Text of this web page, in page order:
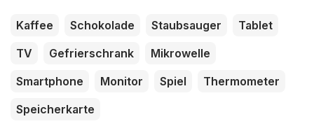
Kaffee Schokolade Staubsauger
Tablet
TV
Gefrierschrank
Mikrowelle
Smartphone
Monitor Spiel
Thermometer
Speicherkarte